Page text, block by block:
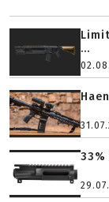
...